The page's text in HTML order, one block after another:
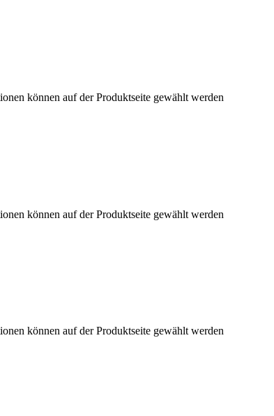
können auf der Produktseite gewählt werden
können auf der Produktseite gewählt werden
können auf der Produktseite gewählt werden